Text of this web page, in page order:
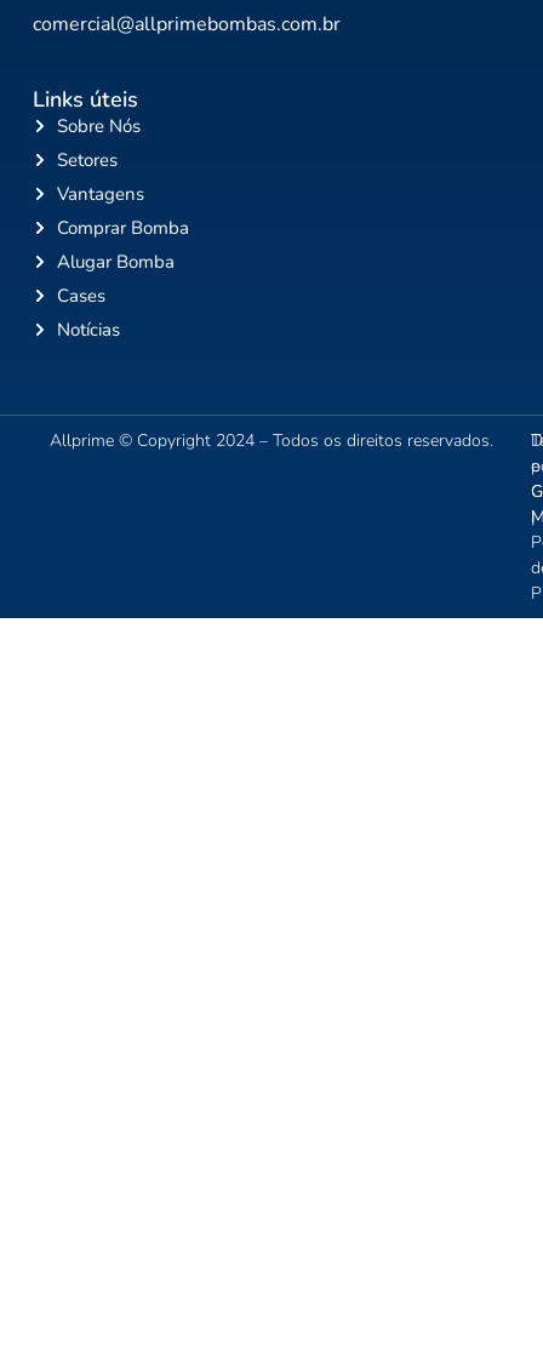
Links úteis
Sobre Nós
Setores
Vantagens
Comprar Bomba
Alugar Bomba
Cases
Notícias
comercial@allprimebombas.com.br
Allprime © Copyright 2024 – Todos os direitos reservados.
e
|